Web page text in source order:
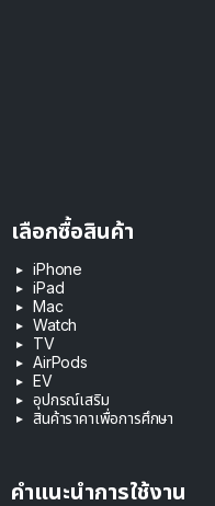
เลือกซื้อสินค้า
iPhone
iPad
Mac
Watch
TV
AirPods
EV
อุปกรณ์เสริม
สินค้าราคาเพื่อการศึกษา
คำแนะนำการใช้งาน